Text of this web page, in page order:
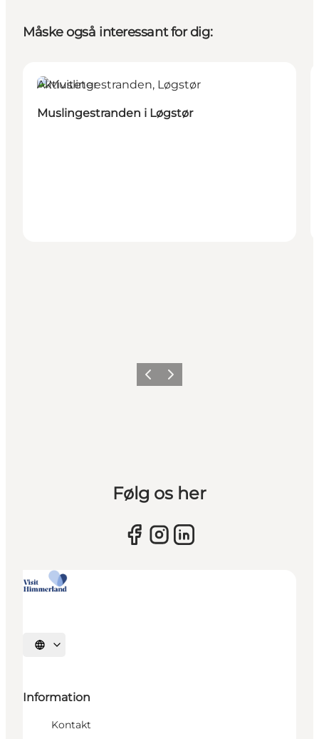
Måske også interessant for dig:
Aktiviteter
Muslingestranden i Løgstør
Forrige billede
Næste billede
Følg os her
Vælg sprog
Information
Kontakt